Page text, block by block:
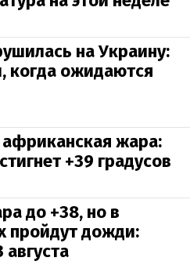
на Украину:
когда ожидаются
жара:
+39 градусов
до +38, но в
пройдут дожди: